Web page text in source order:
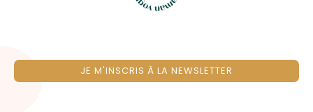
JE M'INSCRIS À LA NEWSLETTER